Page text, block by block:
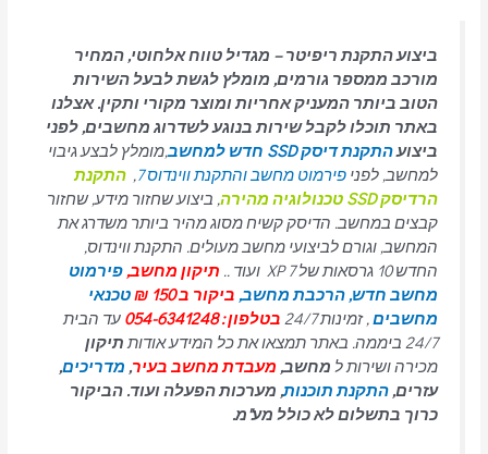
ביצוע התקנת ריפיטר – מגדיל טווח אלחוטי, המחיר
מורכב ממספר גורמים, מומלץ לגשת לבעל השירות
הטוב ביותר המעניק אחריות ומוצר מקורי ותקין. אצלנו
באתר תוכלו לקבל שירות בנוגע לשדרוג מחשבים, לפני
ביצועהתקנת דיסק SSD חדש למחשב
,מומלץ לבצע גיבוי
למחשב, לפניפירמוט מחשב והתקנת ווינדוס 7 ,התקנת
הרדיסק SSD טכנולוגיה מהירה
, ביצוע שחזור מידע, שחזור
קבצים במחשב. הדיסק קשיח מסוג מהיר ביותר משדרג את
המחשב, וגורם לביצועי מחשב מעולים. התקנת ווינדוס,
החדש 10 גרסאות של 7 XP ועוד ..
תיקון מחשב,פירמוט
מחשב חדש, הרכבת מחשב, ביקור ב 150 ₪
טכנאי
מחשבים, זמינות 24/7 בטלפון : 054-6341248
עד הבית
24/7 ביממה. באתר תמצאו את כל המידע אודות
תיקון
מכירה ושירות ל מחשב, מעבדת מחשב בעיר, מדריכים,
עזרים,התקנת תוכנות, מערכות הפעלה ועוד. הביקור
כרוך בתשלום לא כולל מע"מ.